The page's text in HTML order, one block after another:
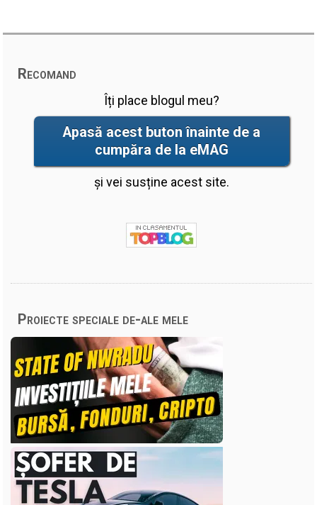
Recomand
Îți place blogul meu?
Apasă acest buton înainte de a
cumpăra de la eMAG
și vei susține acest site.
Proiecte speciale de-ale mele